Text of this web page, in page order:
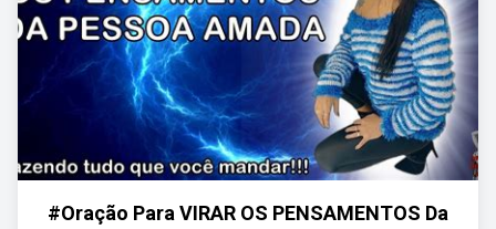
#Oração Para VIRAR OS PENSAMENTOS Da